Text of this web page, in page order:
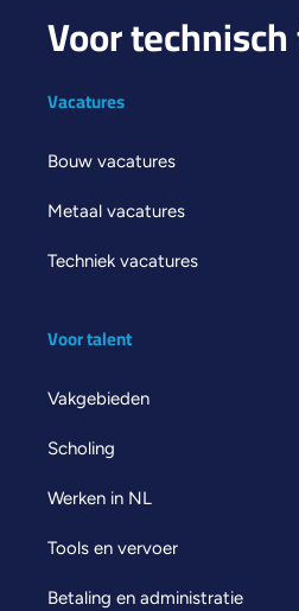
Voor
Vacatures
Bouw vacatures
Metaal vacatures
Techniek vacatures
Voor talent
Vakgebieden
Scholing
Werken in NL
Tools en vervoer
Betaling en administratie